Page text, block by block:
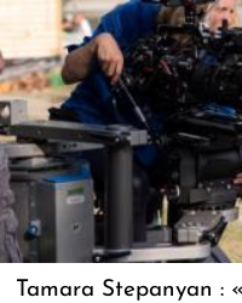
Tamara Stepanyan :